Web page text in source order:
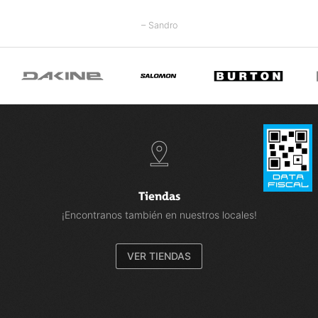
– Sandro
Tiendas
¡Encontranos también en nuestros locales!
VER TIENDAS